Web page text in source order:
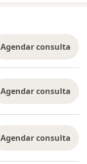
Agendar consulta
Agendar consulta
Agendar consulta